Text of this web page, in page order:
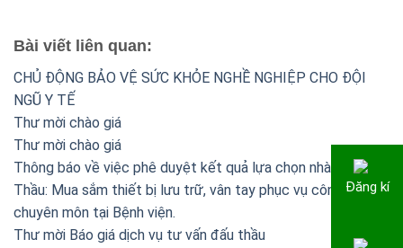
Bài viết liên quan:
CHỦ ĐỘNG BẢO VỆ SỨC KHỎE NGHỀ NGHIỆP CHO ĐỘI
NGŨ Y TẾ
Thư mời chào giá
Thư mời chào giá
Thông báo về việc phê duyệt kết quả lựa chọn nhà thầu Gói
Thầu: Mua sắm thiết bị lưu trữ, vân tay phục vụ công tác
chuyên môn tại Bệnh viện.
Thư mời Báo giá dịch vụ tư vấn đấu thầu
Đăng kí